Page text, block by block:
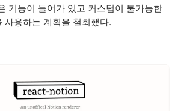
기능이 들어가 있고 커스텀이 불가능한
용하는 계획을 철회했다.